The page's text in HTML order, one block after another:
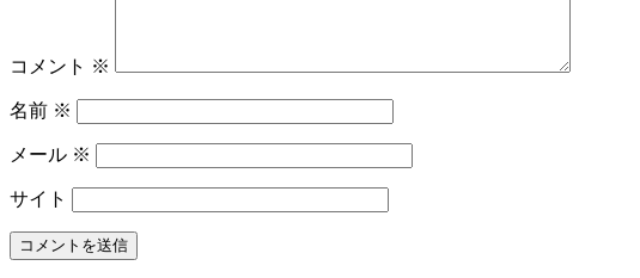
コメント ※
名前 ※
メール ※
サイト